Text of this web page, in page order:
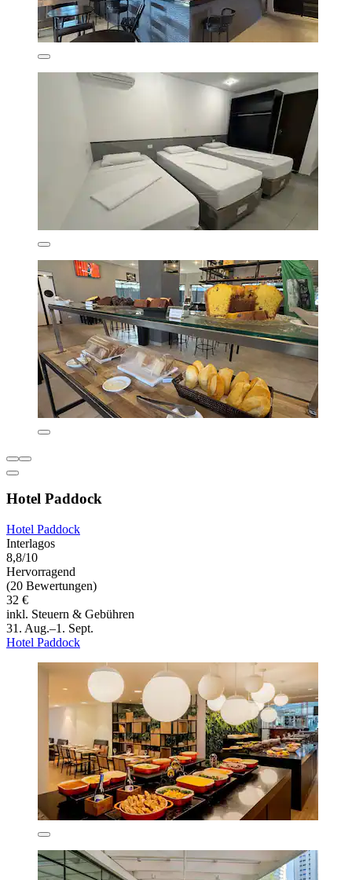
Hotel Paddock
Hotel Paddock
Interlagos
8,8/10
Hervorragend
(20 Bewertungen)
32 €
inkl. Steuern & Gebühren
31. Aug.–1. Sept.
Hotel Paddock